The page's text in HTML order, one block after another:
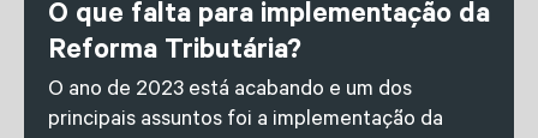
O que falta para implementação da
Reforma Tributária?
O ano de 2023 está acabando e um dos
principais assuntos foi a implementação da